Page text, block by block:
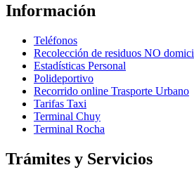
Información
Teléfonos
Recolección de residuos NO
Estadísticas Personal
Polideportivo
Recorrido online Trasporte Urbano
Tarifas Taxi
Terminal Chuy
Terminal Rocha
Trámites y Servicios